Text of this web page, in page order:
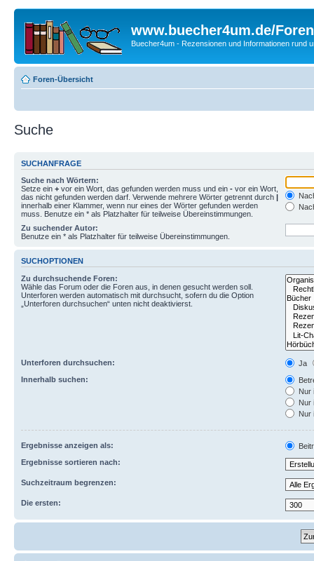
www.buecher4um.de/Foren
Buecher4um - Rezensionen und Informationen rund
Foren-Übersicht
Suche
SUCHANFRAGE
Suche nach Wörtern:
Setze ein + vor ein Wort, das gefunden werden muss und ein - vor ein Wort,
das nicht gefunden werden darf. Verwende mehrere Wörter getrennt durch |
innerhalb einer Klammer, wenn nur eines der Wörter gefunden werden
muss. Benutze ein * als Platzhalter für teilweise Übereinstimmungen.
Zu suchender Autor:
Benutze ein * als Platzhalter für teilweise Übereinstimmungen.
SUCHOPTIONEN
Zu durchsuchende Foren:
Wähle das Forum oder die Foren aus, in denen gesucht werden soll.
Unterforen werden automatisch mit durchsucht, sofern du die Option
„Unterforen durchsuchen“ unten nicht deaktivierst.
Unterforen durchsuchen:
Ja
Innerhalb suchen:
Nur
Nur
Nur
Ergebnisse anzeigen als:
Ergebnisse sortieren nach:
Suchzeitraum begrenzen:
Die ersten: